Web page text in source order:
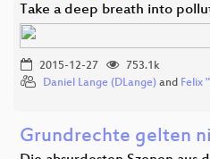
Take a deep breath into
2015-12-27
753.1k
Daniel Lange (DLange) and Felix
Grundrechte gelten